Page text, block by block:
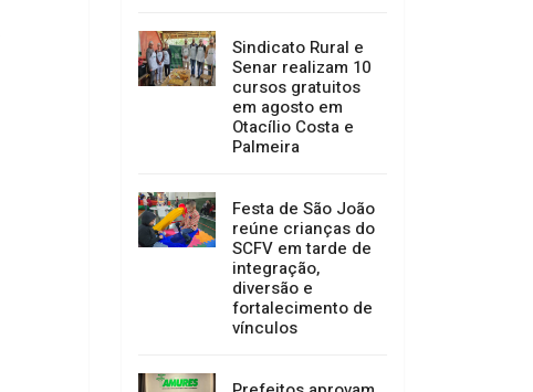
Sindicato Rural e
Senar realizam 10
cursos gratuitos
em agosto em
Otacílio Costa e
Palmeira
Festa de São João
reúne crianças do
SCFV em tarde de
integração,
diversão e
fortalecimento de
vínculos